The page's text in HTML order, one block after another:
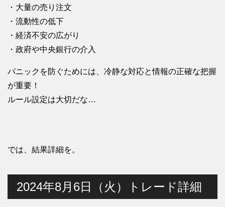
・大量の売り注文
・流動性の低下
・経済不安の広がり
・政府や中央銀行の介入
パニックを防ぐためには、冷静な対応と情報の正確な把握
が重要！
ルール設定は大切だな…
では、結果詳細を。
2024年8月6日（火）トレード詳細